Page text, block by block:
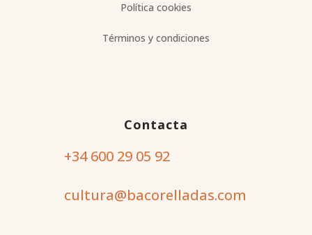
Política cookies
Términos y condiciones
Contacta
+34 600 29 05 92
cultura@bacorelladas.com